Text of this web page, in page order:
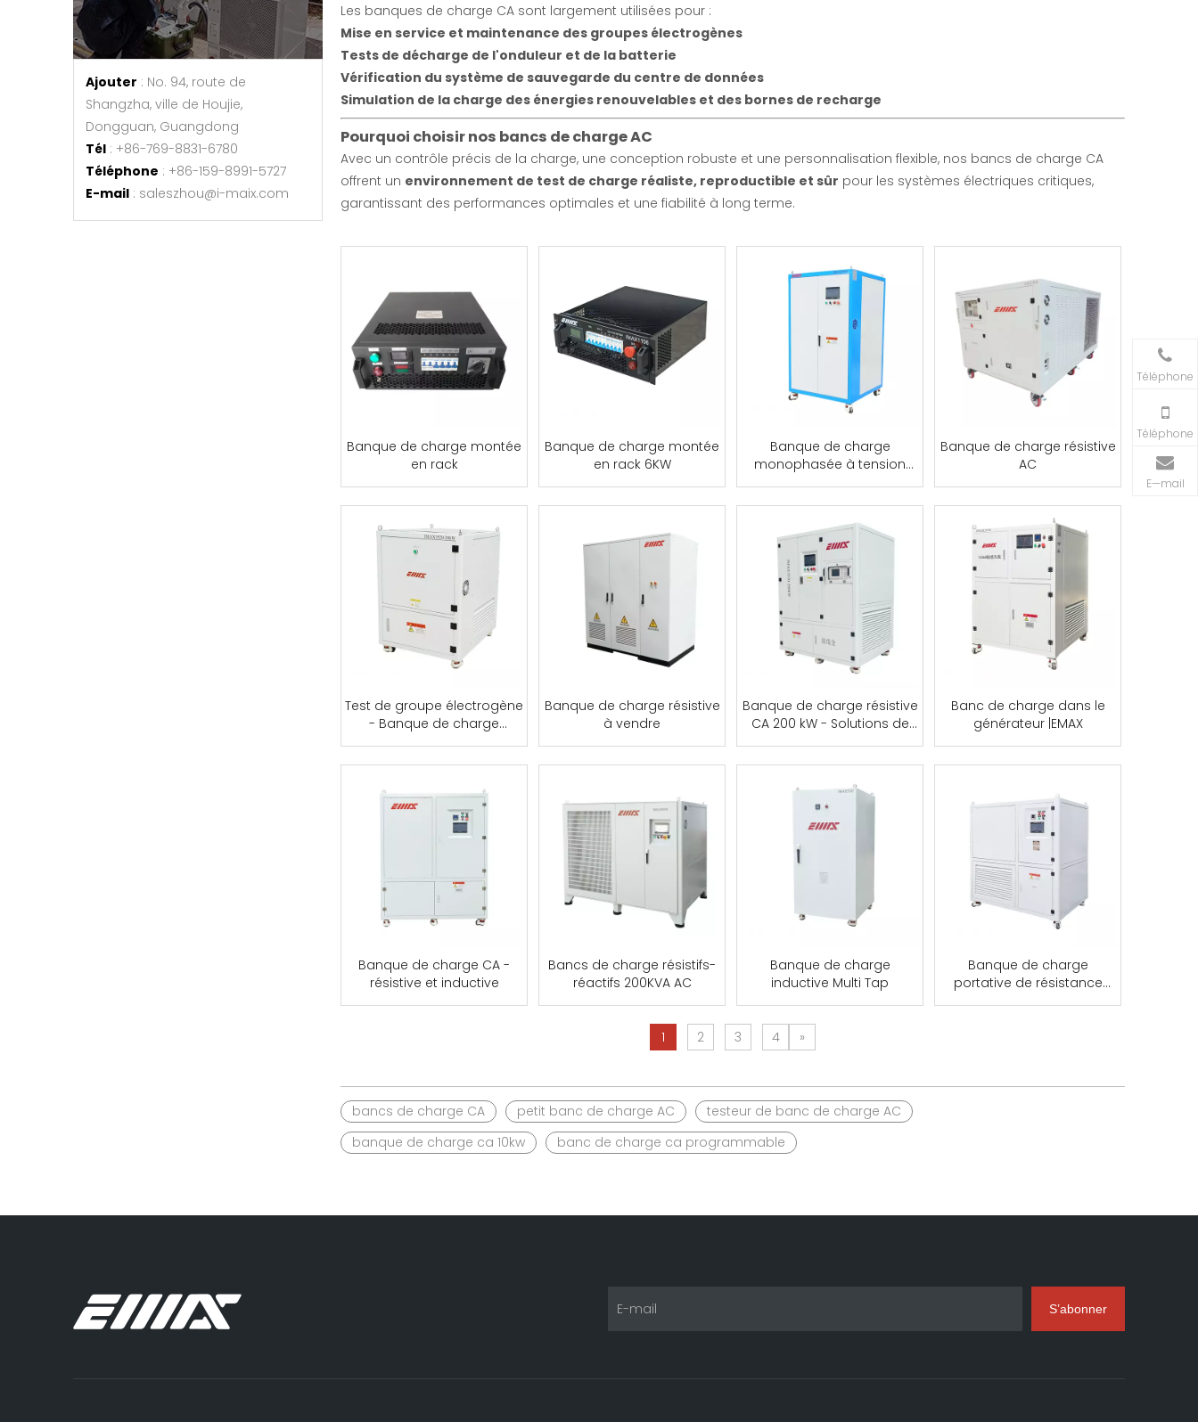
Ajouter : No. 94, route de
Shangzha, ville de Houjie,
Dongguan, Guangdong
Tél : +86-769-8831-6780
Téléphone : +86-159-8991-5727
E-mail : saleszhou@i-maix.com
Les banques de charge CA sont largement utilisées pour :
Mise en service et maintenance des groupes électrogènes
Tests de décharge de l'onduleur et de la batterie
Vérification du système de sauvegarde du centre de données
Simulation de la charge des énergies renouvelables et des bornes de recharge
Pourquoi choisir nos bancs de charge AC
Avec un contrôle précis de la charge, une conception robuste et une personnalisation flexible, nos bancs de charge CA
offrent un environnement de test de charge réaliste, reproductible et sûr pour les systèmes électriques critiques,
garantissant des performances optimales et une fiabilité à long terme.
Banque de charge montée
en rack
Banque de charge montée
en rack 6KW
Banque de charge
monophasée à tension
Banque de charge résistive
AC
Test de groupe électrogène
- Banque de charge
Banque de charge résistive
à vendre
Banque de charge résistive
CA 200 kW - Solutions de
Banc de charge dans le
générateur |EMAX
Banque de charge CA -
résistive et inductive
Bancs de charge résistifs-
réactifs 200KVA AC
Banque de charge
inductive Multi Tap
Banque de charge
portative de résistance
1 2 3 4 »
bancs de charge CA petit banc de charge AC
testeur de banc de charge AC
banque de charge ca 10kw
banc de charge ca programmable
S’abonner
Téléphone
Téléphone
E—mail